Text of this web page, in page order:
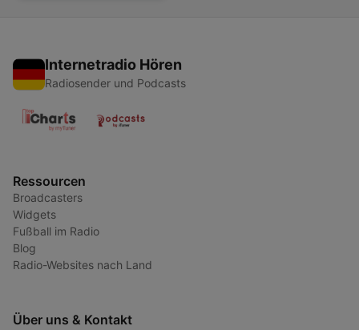
Internetradio Hören
Radiosender und Podcasts
Ressourcen
Broadcasters
Widgets
Fußball im Radio
Blog
Radio-Websites nach Land
Über uns & Kontakt